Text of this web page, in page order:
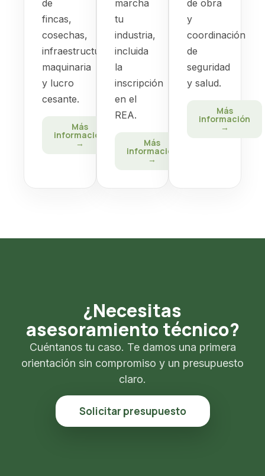
de
fincas,
cosechas,
infraestructuras,
maquinaria
y lucro
cesante.
Más
información
→
marcha
tu
industria,
incluida
la
inscripción
en el
REA.
Más
información
→
de obra
y
coordinación
de
seguridad
y salud.
Más
información
→
¿Necesitas
asesoramiento técnico?
Cuéntanos tu caso. Te damos una primera
orientación sin compromiso y un presupuesto
claro.
Solicitar presupuesto